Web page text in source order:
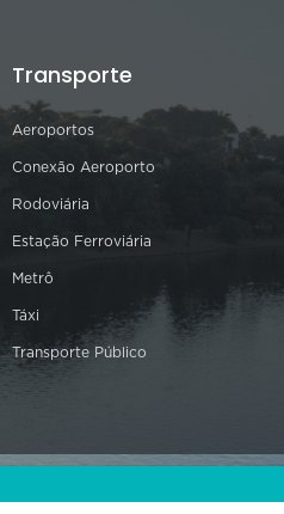
Transporte
Aeroportos
Conexão Aeroporto
Rodoviária
Estação Ferroviária
Metrô
Táxi
Transporte Público